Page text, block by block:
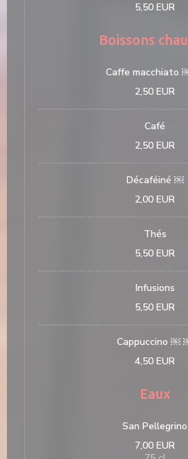
5,50 EUR
Boissons
Caffe macchiato
2,50 EUR
Café
2,50 EUR
Décaféiné ￼
2,00 EUR
Thés
5,50 EUR
Infusions
5,50 EUR
Cappuccino ￼
4,50 EUR
Eaux
San Pellegrino
7,00 EUR